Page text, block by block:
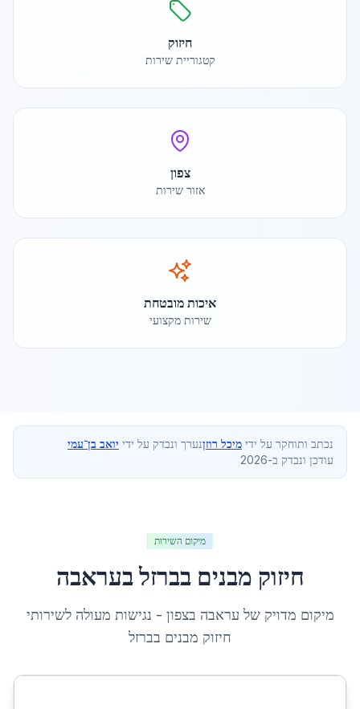
חיזוק
קטגוריית שירות
צפון
אזור שירות
איכות מובטחת
שירות מקצועי
נכתב ותוחקר על ידי מיכל רוזןנערך ונבדק על ידי יואב בן־עמי
עודכן ונבדק ב-2026
מיקום השירות
חיזוק מבנים בברזלבעראבה
מיקום מדויק של עראבה בצפון - נגישות מעולה לשירותי
חיזוק מבנים בברזל